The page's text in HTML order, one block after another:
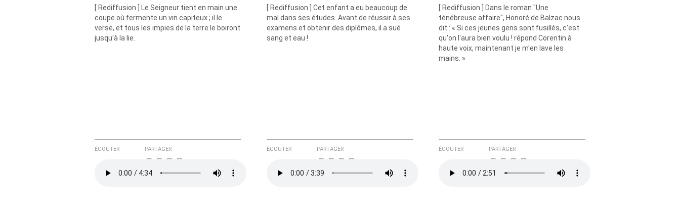
Courriel (non publié)
[ Rediffusion ] Le Seigneur tient en main une
coupe où fermente un vin capiteux ; il le
verse, et tous les impies de la terre le boiront
jusqu'à la lie.
ÉCOUTER PARTAGER
[ Rediffusion ] Cet enfant a eu beaucoup de
mal dans ses études. Avant de réussir à ses
examens et obtenir des diplômes, il a sué
sang et eau !
ÉCOUTER PARTAGER
[ Rediffusion ] Dans le roman "Une
ténébreuse affaire", Honoré de Balzac nous
dit : « Si ces jeunes gens sont fusillés, c'est
qu'on l'aura bien voulu ! répond Corentin à
haute voix, maintenant je m'en lave les
mains. »
ÉCOUTER PARTAGER